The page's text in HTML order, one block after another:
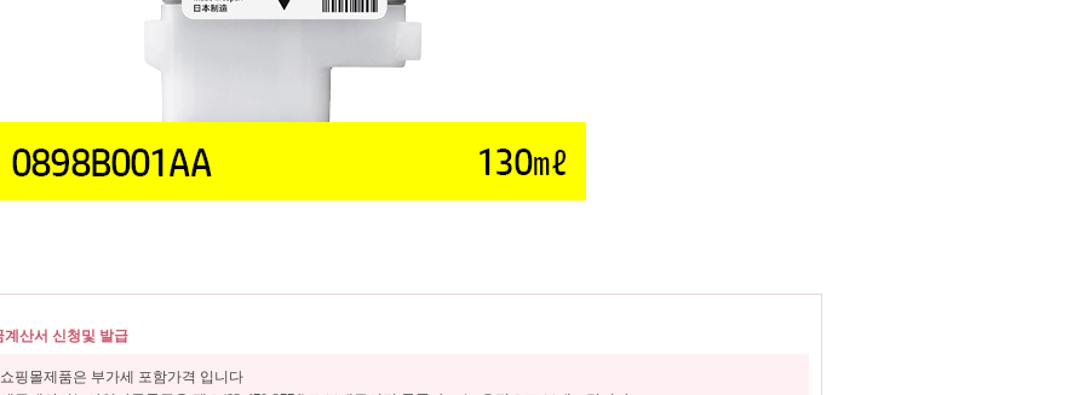
계산서 신청및 발급
쇼핑몰제품은 부가세 포함가격 입니다